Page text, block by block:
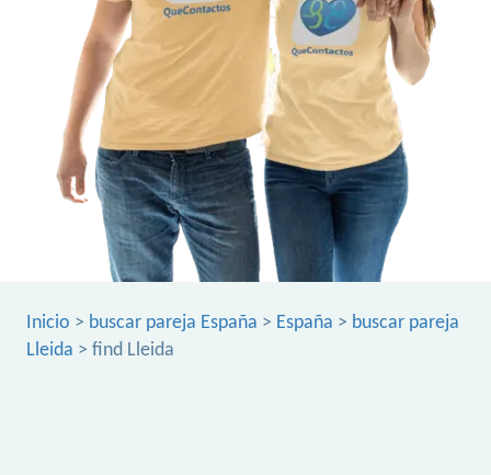
Inicio > buscar pareja España > España > buscar pareja
Lleida > find Lleida